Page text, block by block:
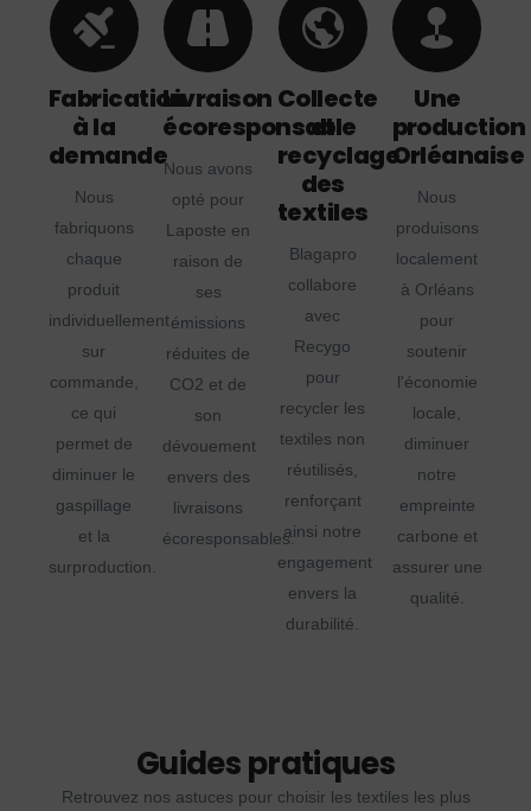
Fabrication
à la
demande
Nous
fabriquons
chaque
produit
individuellement
sur
commande,
ce qui
permet de
diminuer le
gaspillage
et la
surproduction.
Livraison
écoresponsable
Nous avons
opté pour
Laposte en
raison de
ses
émissions
réduites de
CO2 et de
son
dévouement
envers des
livraisons
écoresponsables.
Collecte
et
recyclage
des
textiles
Blagapro
collabore
avec
Recygo
pour
recycler les
textiles non
réutilisés,
renforçant
ainsi notre
engagement
envers la
durabilité.
Une
production
Orléanaise
Nous
produisons
localement
à Orléans
pour
soutenir
l'économie
locale,
diminuer
notre
empreinte
carbone et
assurer une
qualité.
Guides pratiques
Retrouvez nos astuces pour choisir les textiles les plus